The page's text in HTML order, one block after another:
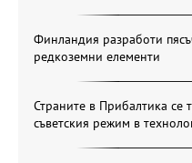
Финландия разработи
редкоземни елементи
Страните в Прибалтика се
съветския режим в